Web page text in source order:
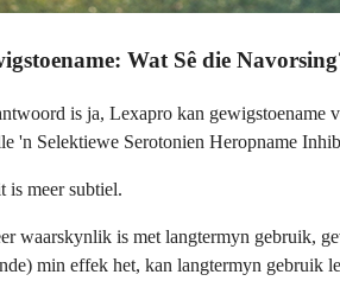
Wat Sê die
is ja, Lexapro kan gewigstoename
'n Selektiewe Serotonien Heropname
is meer subtiel.
waarskynlik is met langtermyn gebruik,
min effek het, kan langtermyn